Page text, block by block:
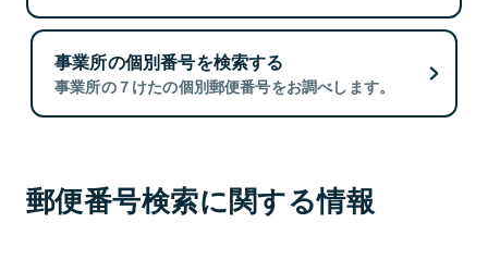
事業所の個別番号を検索する
事業所の７けたの個別郵便番号をお調べします。
郵便番号検索に関する情報